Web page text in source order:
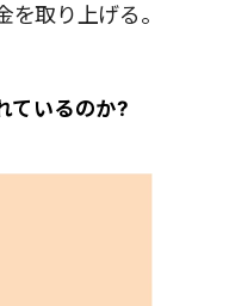
取り上げる。
ているのか?